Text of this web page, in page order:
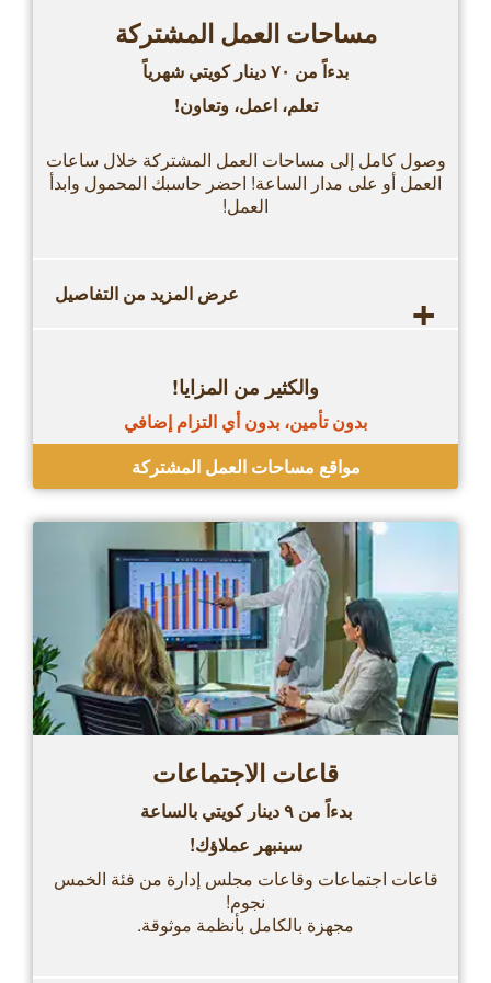
مساحات العمل المشتركة
بدءاً من ٧۰ دينار كويتي شهرياً
تعلم، اعمل، وتعاون!
وصول كامل إلى مساحات العمل المشتركة خلال ساعات
العمل أو على مدار الساعة! احضر حاسبك المحمول وابدأ
العمل!
عرض المزيد من التفاصيل +
والكثير من المزايا!
بدون تأمين، بدون أي التزام إضافي
مواقع مساحات العمل المشتركة
قاعات الاجتماعات
بدءاً من ٩ دينار كويتي بالساعة
سينبهر عملاؤك!
قاعات اجتماعات وقاعات مجلس إدارة من فئة الخمس
نجوم!
مجهزة بالكامل بأنظمة موثوقة.